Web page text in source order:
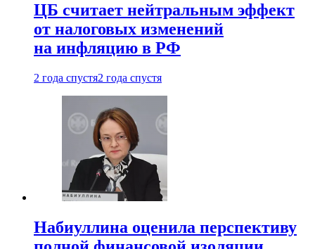
ЦБ считает нейтральным эффект
от налоговых изменений
на инфляцию в РФ
2 года спустя2 года спустя
Набиуллина оценила перспективу